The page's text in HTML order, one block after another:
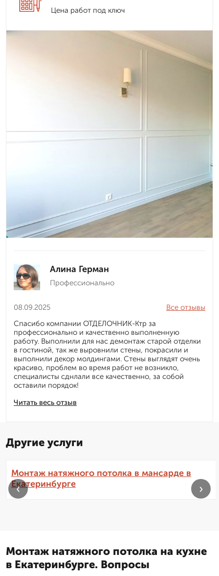
Цена работ под ключ
Алина Герман
Профессионально
08.09.2025
Читать весь отзыв
Все отзывы
Спасибо компании ОТДЕЛОЧНИК-Ктр за
профессионально и качественно выполненную
работу. Выполнили для нас демонтаж старой отделки
в гостиной, так же выровнили стены, покрасили и
выполнили декор молдингами. Стены выглядят очень
красиво, проблем во время работ не возникло,
специалисты сднлали все качественно, за собой
оставили порядок!
Другие услуги
Монтаж натяжного потолка в мансарде в
Екатеринбурге
‹ ›
Монтаж натяжного потолка на кухне
в Екатеринбурге. Вопросы